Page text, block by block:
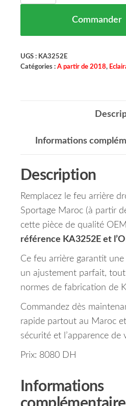
Commander
UGS : KA3252E
Catégories : A partir de 2018,
Informations
Description
Remplacez le feu arrière
Sportage Maroc (à partir
cette pièce de qualité
référence KA3252E et
Ce feu arrière garantit
un ajustement parfait,
normes de fabrication de
Commandez dès
rapide partout au Maroc
sécurité et l’apparence de
Prix: 8080 DH
Informations